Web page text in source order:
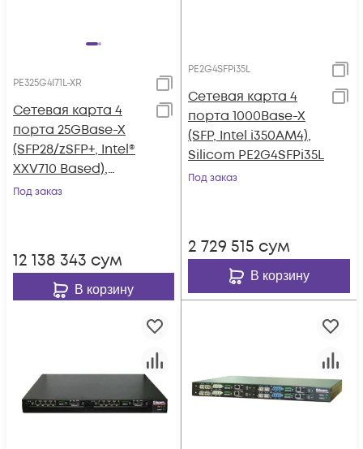
PE325G4I71L-XR
Сетевая карта 4
порта 25GBase-X
(SFP28/zSFP+, Intel®
XXV710 Based),
Silicom PE325G4I71L-
Под заказ
12 138 343 сум
В корзину
PE2G4SFPi35L
Сетевая карта 4
порта 1000Base-X
(SFP, Intel i350AM4),
Silicom PE2G4SFPi35L
Под заказ
2 729 515 сум
В корзину